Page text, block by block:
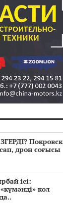
Покровск
дрон соғысы
ісі:
кол